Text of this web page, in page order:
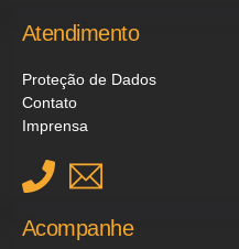
Atendimento
Proteção de Dados
Contato
Imprensa
Acompanhe